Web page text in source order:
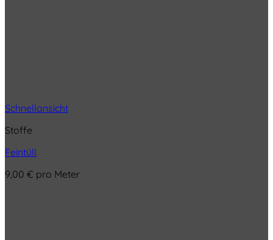
Schnellansicht
Stoffe
Feintüll
9,00 € pro Meter